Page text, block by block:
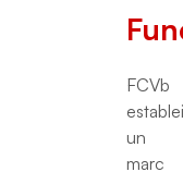
FCVb
un
marc